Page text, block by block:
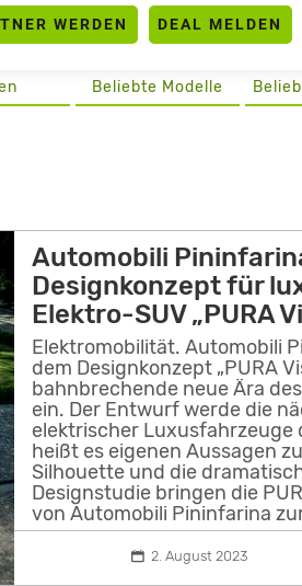
WERDEN DEAL MELDEN
Beliebte Modelle
Automobili
Designkonzept für
Elektro-SUV „PURA
Elektromobilität. Automobili
dem Designkonzept „PURA
bahnbrechende neue Ära
ein. Der Entwurf werde die
elektrischer Luxusfahrzeuge
heißt es eigenen Aussagen
Silhouette und die
Designstudie bringen die
von Automobili Pininfarina
2. August 2023